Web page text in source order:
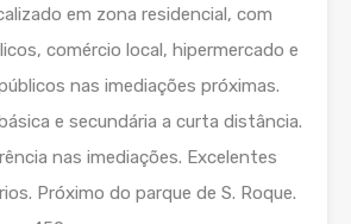
em zona residencial, com
comércio local, hipermercado e
nas imediações próximas.
e secundária a curta distância.
nas imediações. Excelentes
Próximo do parque de S. Roque.